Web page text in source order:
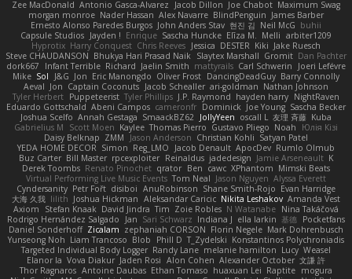
Zee MacDonald Antonio Gasca-Alvarez Jacob Dillon Joe Chabot Maximum Swag
morgan monroe Nader Hassan Alex Navarre BlindPenguin James Barber
Ernesto Alonso Paredes Burgos John Anders Stav 현진 김 Neil McG buhii
Capsule Studios Jayden ! Enrique Sascha Huncke Elīza M. Melli arbiter1209
Hyprotix Harry Conquest Chris Reeves Jessica DESTER Kiki Jake Ruesch
Steve CHAUDANSON Bhukya Hari Prasad Naik Slaytex Marshall Gromit Dan Pachter
dork667
Infant Terrible Richard Jaelin Smith mattyrails Carl Schwerin
Joeri Lefévre
Mike Sol J&G Jon Eric Manongdo Oliver Frost DancingDeadGuy Barry Connolly
Aeval Jon Captain Coconuts Jacob Schealler ari-goldman Nathan Johnson
Tyler Herbert Puppeteerist Tyler Phillips J.P. Raymond hayden harry NightRaven
Eduardo Gottschald Abeni Campos cameronfr Dominick Joe Young Sascha Becker
Joshua Scelfo Annah Gestaga SmaackBZ62 JollyYeen oscall L 友理 斉藤 Kuba
Gabrielius M
Scott Moen Kaylee Thomas Pierro Gustavo Pliego Noah
Юлія Кізі
Daisy Belknap ZMM Jason Anderson Christian Kohli Satyan Patel
YEDA HOME DECOR Simon Reg_LMO Jacob Denault ApocDev Rumlo Olmub
Buz Carter Bill Master rpcexploiter Reinaldus jadedesign Jamie Arseneault K
Derek Toombs Renato Pinochet qrator Ben cawc XPhantom Mimski Beats
Virtual Performing Live Music Events Tom Neal Jason Nguyen Alyssa Everett
Cyndersanity Petr Fořt disiboi AnuRobinson Shane Smith-Rojo Evan Harridge
大海 久我 lilith Joshua Hickman Aleksandar Caricic Nikita Leshakov Amanda Vest
Axiom
Stefan Knaak David Jindra Tim Zoie Robles N Watanabe Nina Takáčová
Rodrigo Hernández Salgado
Jan Sari Schwarz Indiana J ella larkin 基德 Pocketfans
Daniel Sonderhoff Zicalam zephaniah CORSON Florin Negele Mark Dohrenbusch
Yunseong Noh Liam Trancoso Blob Phill D T_Zydelski Konstantinos Polychroniadis
Targeted Individual Body Logger Randy Lane melanie hamilton Lucy Weasel
Elanor la Vova Diakur Jaden Rosi Alon Cohen Alexander October 文謙 許
Thor Ragnaros Antoine Daubas Ethan Tomaso huaxuan Lei Raptite mogura